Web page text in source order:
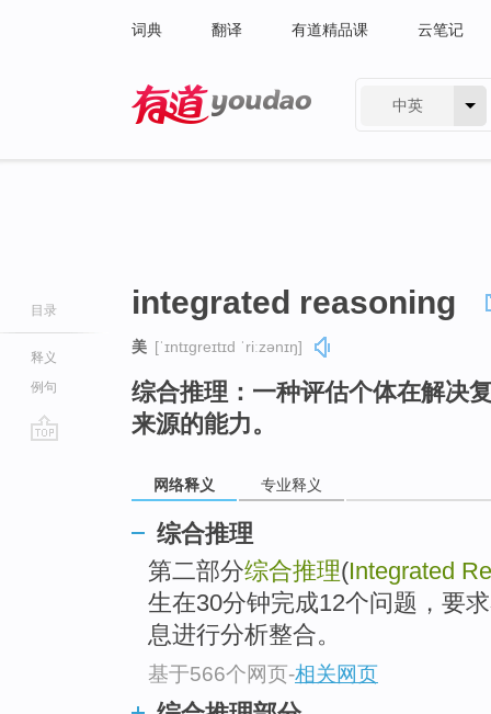
词典 翻译 有道精品课 云笔记
中英
目录
释义
例句
integrated reasoning
美 [ˈɪntɪɡreɪtɪd ˈriːzənɪŋ]
综合推理：一种评估个体在解决
来源的能力。
网络释义 专业释义
综合推理
第二部分综合推理(Integrated
生在30分钟完成12个问题，要
息进行分析整合。
基于566个网页-相关网页